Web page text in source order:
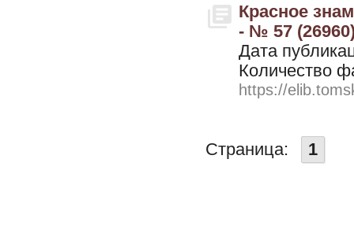
Красное
- № 57
Дата
Количество
https://
Страница: 1